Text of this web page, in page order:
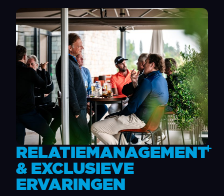
RELATIEMANAGEMENT
& EXCLUSIEVE
ERVARINGEN